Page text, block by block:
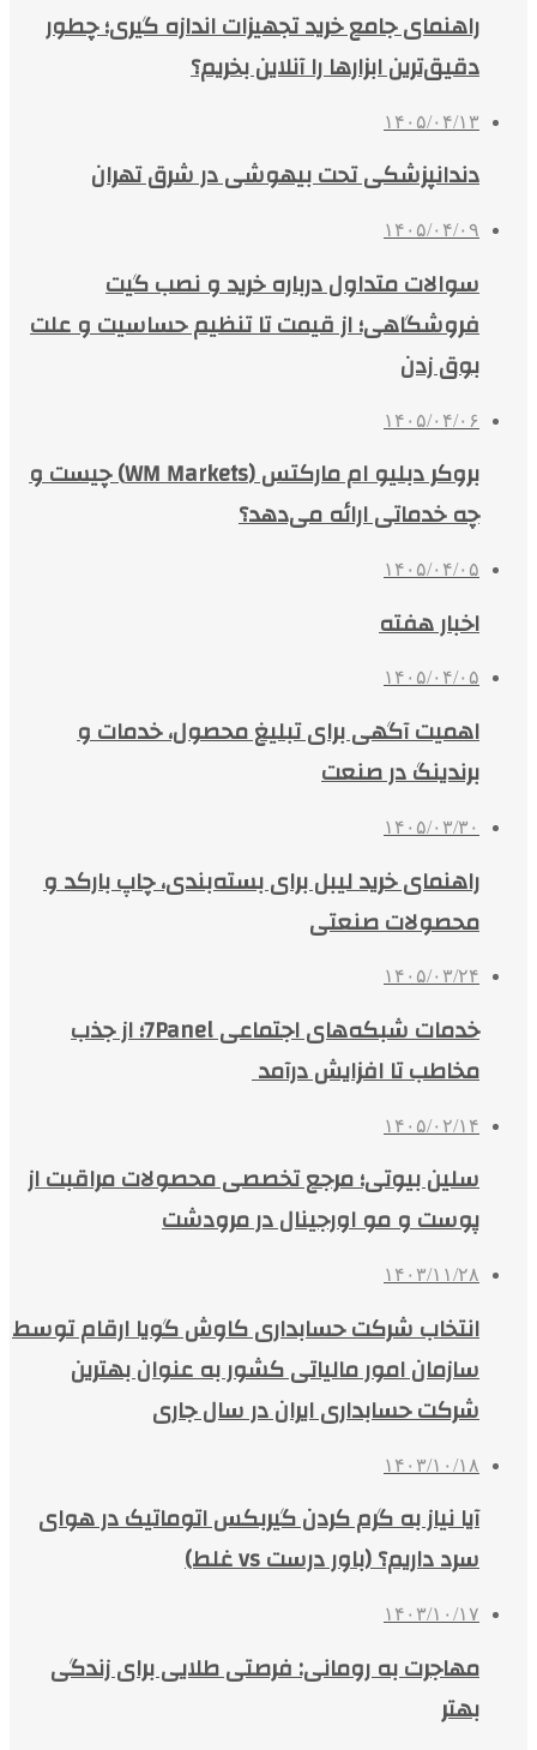
راهنمای جامع خرید تجهیزات اندازه گیری؛ چطور
دقیق‌ترین ابزارها را آنلاین بخریم؟
۱۴۰۵/۰۴/۱۳
دندانپزشکی تحت بیهوشی در شرق تهران
۱۴۰۵/۰۴/۰۹
سوالات متداول درباره خرید و نصب گیت
فروشگاهی؛ از قیمت تا تنظیم حساسیت و علت
بوق زدن
۱۴۰۵/۰۴/۰۶
بروکر دبلیو ام مارکتس (WM Markets) چیست و
چه خدماتی ارائه می‌دهد؟
۱۴۰۵/۰۴/۰۵
اخبار هفته
۱۴۰۵/۰۴/۰۵
اهمیت آگهی برای تبلیغ محصول، خدمات و
برندینگ در صنعت
۱۴۰۵/۰۳/۳۰
راهنمای خرید لیبل برای بسته‌بندی، چاپ بارکد و
محصولات صنعتی
۱۴۰۵/۰۳/۲۴
خدمات شبکه‌های اجتماعی 7Panel؛ از جذب
مخاطب تا افزایش درآمد
۱۴۰۵/۰۲/۱۴
سلین بیوتی؛ مرجع تخصصی محصولات مراقبت از
پوست و مو اورجینال در مرودشت
۱۴۰۳/۱۱/۲۸
انتخاب شرکت حسابداری کاوش گویا ارقام توسط
سازمان امور مالیاتی کشور به عنوان بهترین
شرکت حسابداری ایران در سال جاری
۱۴۰۳/۱۰/۱۸
آیا نیاز به گرم کردن گیربکس اتوماتیک در هوای
سرد داریم؟ (باور درست vs غلط)
۱۴۰۳/۱۰/۱۷
مهاجرت به رومانی: فرصتی طلایی برای زندگی
بهتر